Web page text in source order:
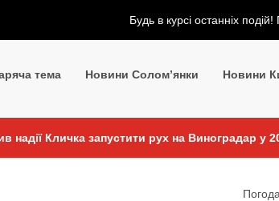
Будь в курсі останніх
тема Новини Солом’янки Новини
надії Кличка запустити рух на Виноградар у
Погода